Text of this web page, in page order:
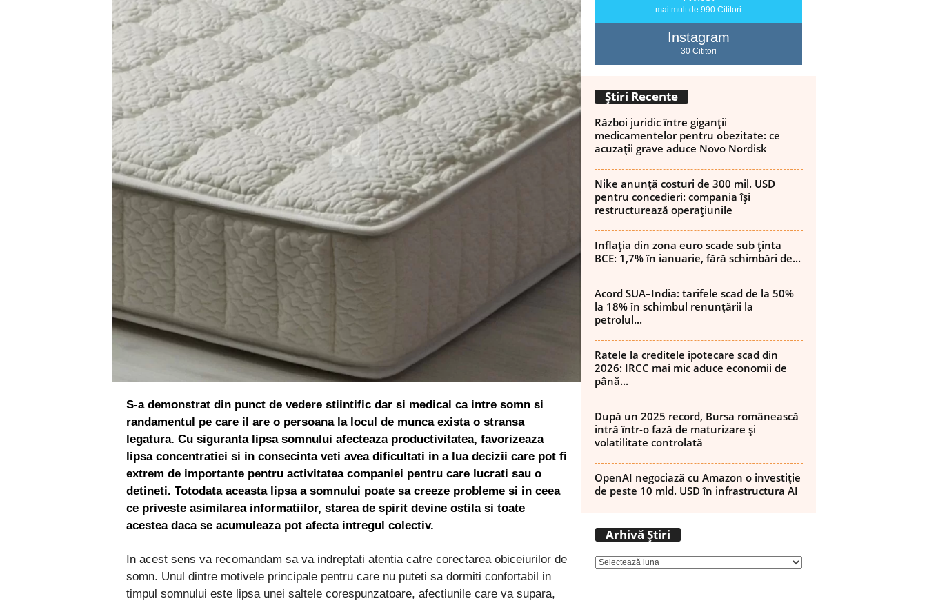
S-a demonstrat din punct de vedere stiintific dar si medical ca intre somn si
randamentul pe care il are o persoana la locul de munca exista o stransa
legatura. Cu siguranta lipsa somnului afecteaza productivitatea, favorizeaza
lipsa concentratiei si in consecinta veti avea dificultati in a lua decizii care pot fi
extrem de importante pentru activitatea companiei pentru care lucrati sau o
detineti. Totodata aceasta lipsa a somnului poate sa creeze probleme si in ceea
ce priveste asimilarea informatiilor, starea de spirit devine ostila si toate
acestea daca se acumuleaza pot afecta intregul colectiv.
In acest sens va recomandam sa va indreptati atentia catre corectarea obiceiurilor de
somn. Unul dintre motivele principale pentru care nu puteti sa dormiti confortabil in
timpul somnului este lipsa unei saltele corespunzatoare, afectiunile care va supara,
mai mult de 990 Cititori
Instagram
30 Cititori
Știri Recente
Război juridic între giganții
medicamentelor pentru obezitate: ce
acuzații grave aduce Novo Nordisk
Nike anunță costuri de 300 mil. USD
pentru concedieri: compania își
restructurează operațiunile
Inflația din zona euro scade sub ținta
BCE: 1,7% în ianuarie, fără schimbări de...
Acord SUA–India: tarifele scad de la 50%
la 18% în schimbul renunțării la
petrolul...
Ratele la creditele ipotecare scad din
2026: IRCC mai mic aduce economii de
până...
După un 2025 record, Bursa românească
intră într-o fază de maturizare și
volatilitate controlată
OpenAI negociază cu Amazon o investiție
de peste 10 mld. USD în infrastructura AI
Arhivă Știri